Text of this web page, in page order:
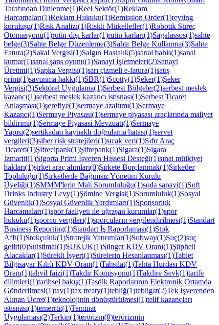
Tarafından Dinlenme(1)Reel Sektör(1)Reklam
Harcamaları(1)Reklam Hukuku(1)Remission Order(1)reyting
kuruluşu(1)Risk Analizi(1)Riskli Mükellefler(1)Robotik Süreç
Otomasyonu(1)rutin-dışı karlar(1)rutin karları(1)Sagalassos(1)sahte
belge(3)Sahte Belge Düzenleme(3)Sahte Belge Kullanma(3)Sahte
Fatura(2)Sakal Vergisi(1)Salgın Hastalık(5)sanal bahis(1)sanal
kumar(1)sanal şans oyunu(1)Sanayi İşletmeleri(2)Sanayi
Üretimi(1)Şapka Vergisi(1)sarı çizmeli e-fatura(1)satış
primi(1)savunma hakkı(1)SBR(1)Scotty(1)Şeker(1)Şeker
Vergisi(3)Sektörel Uygulama(1)Serbest Bölgeler(2)serbest meslek
kazancı(1)serbest meslek kazancı istisnası(1)Serbest Ticaret
Anlaşması(1)şerefiye(1)sermaye azaltımı(1)Sermaye
Kazancı(1)Sermaye Piyasası(1)sermaye piyasası araçlarında maliyet
bildirimi(1)Sermaye Piyasasi Mevzuatı(1)Sermaye
Yapısı(2)sertikadan kaynaklı doğrulama hatası(1)servet
vergileri(3)siber risk stratejileri(1)sıcak veri(1)Sıfır Araç
Ticareti(1)Şifrecipank(1)Şifrepank(1)Sigara(1)Sigara
İzmariti(1)Sigorta Primi İşveren Hissesi Desteği(1)sınai mülkiyet
hakları(1)şirket araç alımları(0)Şirkete Borçlanmak(1)Şirketler
Topluluğu(1)Şirketlerde Bağımsız Yönetim Kurulu
Üyeliği(1)SMMM'lerin Mali Sorumluluğu(1)soda sanayi(1)Soft
Drinks Industry Levy(1)Şömine Vergisi(1)Sorumluluk(1)Sosyal
Güvenlik(1)Sosyal Güvenlik Yardımları(1)Sponsorluk
Harcamaları(1)spor faaliyeti ile uğraşan kurumlar(1)spor
hukuku(1)sporcu vergileri(1)sporcuların vergilendirilmesi(1)Standart
Business Reporting(1)Standart İş Raporlaması(1)Stok
Affı(1)Stokçuluk(1)Stratejik Yatırımlar(1)Subway(1)Suç(2)suç
geliri(0)Suistimal(1)SUKUK(1)Sünger KDV Oranı(1)Şüpheli
Alacaklar(1)Sürekli İşyeri(1)Sürelerin Hesaplanması(1)Tablet
Bilgisayar Kılıfı KDV Oranı(1)Tahsilat(1)Tahta Hurdası KDV
Oranı(1)tahvil faizi(1)Takdir Komisyonu(1)Takdire Sevk(1)tarife
dilimleri(1)tarihsel bakış(1)Tasdik Raporlarının Elektronik Ortamda
Gönderilmesi(1)tav(1)tax treaty(1)tebliğ(1)tebligat(2)Tek İşverenden
Alınan Ücret(1)teknolojinin dönüştürülmesi(1)telif kazançları
istisnası(1)temerrüt(1)Teminat
Uygulaması(2)Terkin(1)terörizm(0)terörizmin